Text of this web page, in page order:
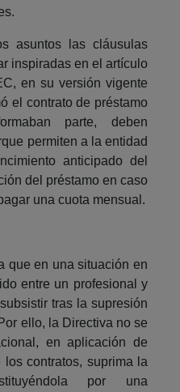
asuntos las cláusulas
inspiradas en el artículo
en su versión vigente
el contrato de préstamo
parte, deben
permiten a la entidad
anticipado del
del préstamo en caso
una cuota mensual.
que en una situación en
entre un profesional y
tras la supresión
ello, la Directiva no se
en aplicación de
contratos, suprima la
por una